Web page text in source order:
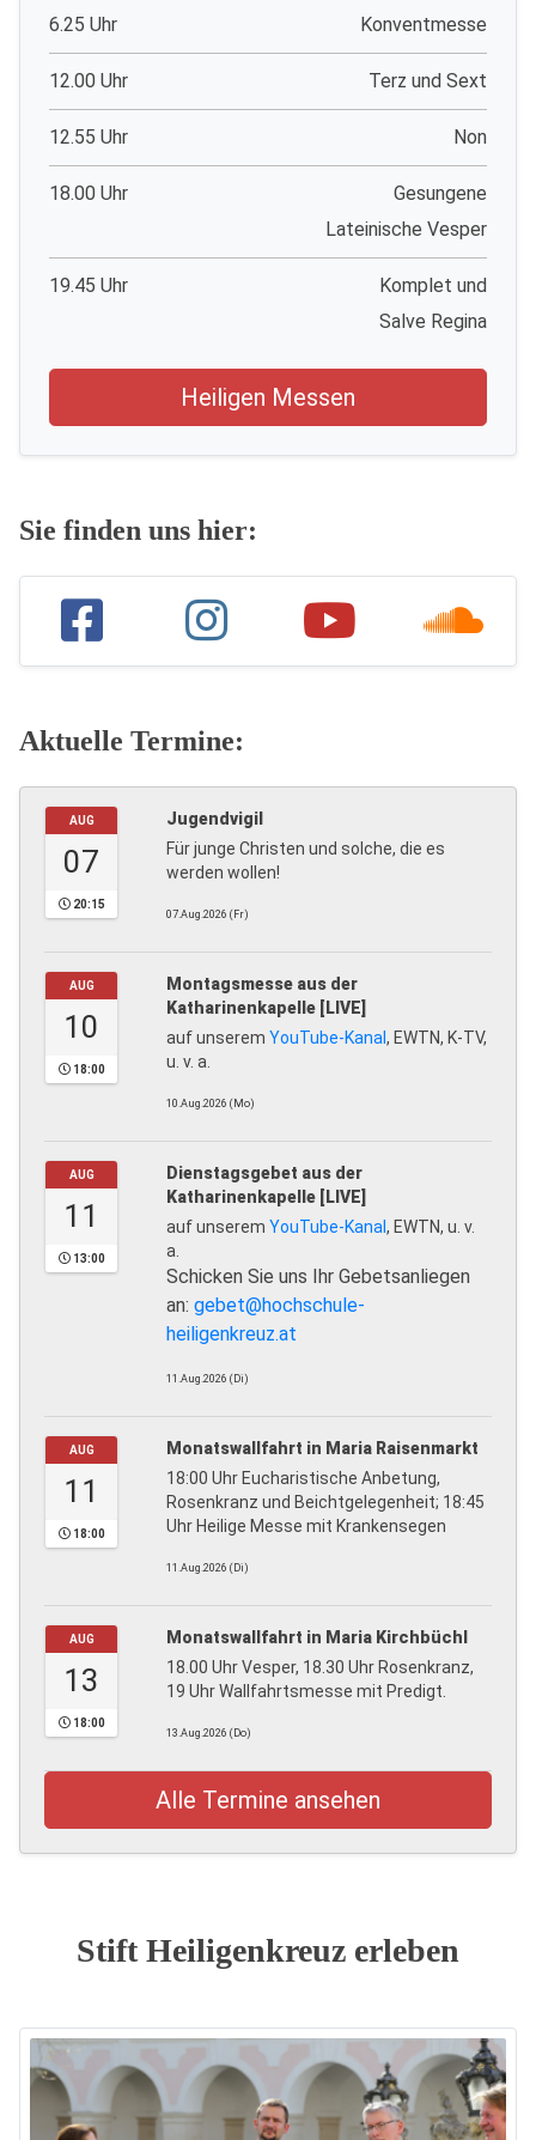
6.25 Uhr Konventmesse
12.00 Uhr Terz und Sext
12.55 Uhr Non
18.00 Uhr
Gesungene
Lateinische Vesper
19.45 Uhr
Komplet und
Salve Regina
Heiligen Messen
Sie finden uns hier:
Aktuelle Termine:
AUG
07
20:15
Jugendvigil
Für junge Christen und solche, die es
werden wollen!
07.Aug.2026 (Fr)
AUG
10
18:00
Montagsmesse aus der
Katharinenkapelle [LIVE]
auf unserem YouTube-Kanal, EWTN, K-TV,
u. v. a.
10.Aug.2026 (Mo)
AUG
11
13:00
Dienstagsgebet aus der
Katharinenkapelle [LIVE]
auf unserem YouTube-Kanal, EWTN, u. v.
a.
Schicken Sie uns Ihr Gebetsanliegen
an: gebet@hochschule-
heiligenkreuz.at
11.Aug.2026 (Di)
AUG
11
18:00
Monatswallfahrt in Maria Raisenmarkt
18:00 Uhr Eucharistische Anbetung,
Rosenkranz und Beichtgelegenheit; 18:45
Uhr Heilige Messe mit Krankensegen
11.Aug.2026 (Di)
AUG
13
18:00
Monatswallfahrt in Maria Kirchbüchl
18.00 Uhr Vesper, 18.30 Uhr Rosenkranz,
19 Uhr Wallfahrtsmesse mit Predigt.
13.Aug.2026 (Do)
Alle Termine ansehen
Stift Heiligenkreuz erleben